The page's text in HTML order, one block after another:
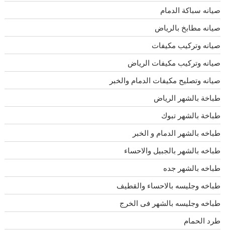
صيانه سباكة الدمام
صيانه مطابخ بالرياض
صيانه وتركيب مكيفات
صيانه وتركيب مكيفات الرياض
صيانه وتصليح مكيفات الدمام والخبر
طباخة بالشهر الرياض
طباخة بالشهر تبوك
طباخه بالشهر الدمام و الخبر
طباخه بالشهر بالجبيل والاحساء
طباخه بالشهر جده
طباخه وجليسه بالاحساء والقطيف
طباخه وجليسه بالشهر فى الخرج
طرد الحمام